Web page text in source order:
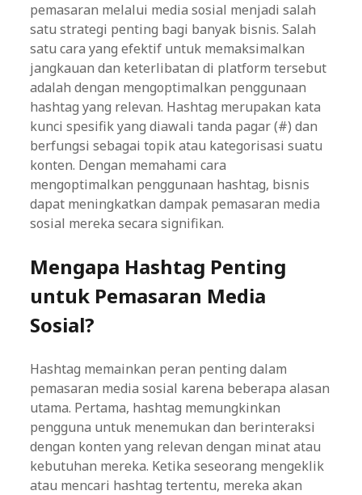
pemasaran melalui media sosial menjadi salah
satu strategi penting bagi banyak bisnis. Salah
satu cara yang efektif untuk memaksimalkan
jangkauan dan keterlibatan di platform tersebut
adalah dengan mengoptimalkan penggunaan
hashtag yang relevan. Hashtag merupakan kata
kunci spesifik yang diawali tanda pagar (#) dan
berfungsi sebagai topik atau kategorisasi suatu
konten. Dengan memahami cara
mengoptimalkan penggunaan hashtag, bisnis
dapat meningkatkan dampak pemasaran media
sosial mereka secara signifikan.
Mengapa Hashtag Penting
untuk Pemasaran Media
Sosial?
Hashtag memainkan peran penting dalam
pemasaran media sosial karena beberapa alasan
utama. Pertama, hashtag memungkinkan
pengguna untuk menemukan dan berinteraksi
dengan konten yang relevan dengan minat atau
kebutuhan mereka. Ketika seseorang mengeklik
atau mencari hashtag tertentu, mereka akan